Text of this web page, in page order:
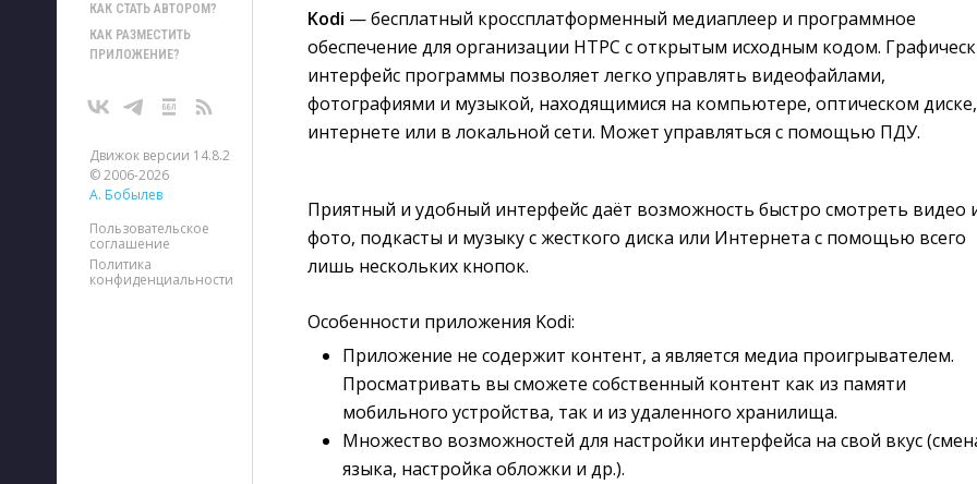
КАК СТАТЬ АВТОРОМ?
КАК РАЗМЕСТИТЬ
ПРИЛОЖЕНИЕ?
Движок версии 14.8.2
© 2006-2026
А. Бобылев
Пользовательское
соглашение
Политика
конфиденциальности
Kodi — бесплатный кроссплатформенный медиаплеер и программное
обеспечение для организации HTPC с открытым исходным кодом.
интерфейс программы позволяет легко управлять видеофайлами,
фотографиями и музыкой, находящимися на компьютере, оптическом
интернете или в локальной сети. Может управляться с помощью ПДУ.
Приятный и удобный интерфейс даёт возможность быстро смотреть видео
фото, подкасты и музыку с жесткого диска или Интернета с помощью всего
лишь нескольких кнопок.
Особенности приложения Kodi:
Приложение не содержит контент, а является медиа проигрывателем.
Просматривать вы сможете собственный контент как из памяти
мобильного устройства, так и из удаленного хранилища.
Множество возможностей для настройки интерфейса на свой вкус
языка, настройка обложки и др.).